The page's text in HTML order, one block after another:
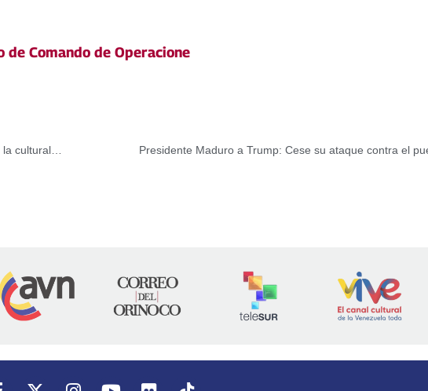
de Comando de Operacione
LUSSUCHON, enseñanza materna como modelo de pedagogía propia en la cultural wayuu Presidente Maduro a Trump: Cese su ataque contra el